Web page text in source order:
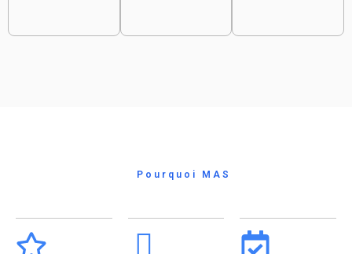
Pourquoi MAS
Conçu pour les entreprises qui ne peuvent pas se